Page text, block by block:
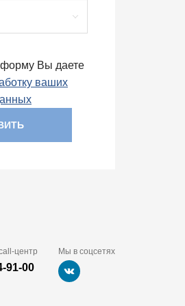
Вы даете
ваших
центр
91-00
Мы в соцсетях